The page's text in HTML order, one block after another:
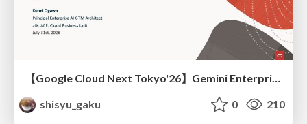
【Google Cloud Next Tokyo'26】Gemini Enterprise と Oracle AI Database で実現する、 業務データ活用を実現する AI エージェント実装
shisyu_gaku
0 210